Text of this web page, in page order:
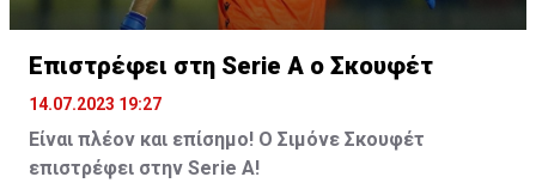
Επιστρέφει στη Serie A ο Σκουφέτ
14.07.2023 19:27
Είναι πλέον και επίσημο! Ο Σιμόνε Σκουφέτ
επιστρέφει στην Serie A!